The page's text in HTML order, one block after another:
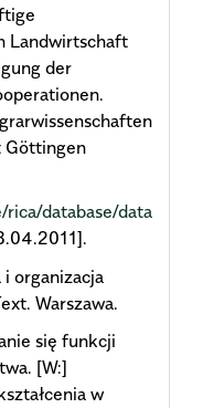
Landwirtschaft
der
Göttingen
database/data
organizacja
Warszawa.
się funkcji
[W:]
w